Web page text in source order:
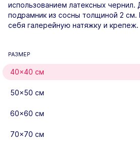
использованием латексных чернил.
подрамник из сосны толщиной 2 см.
себя галерейную натяжку и крепеж.
РАЗМЕР
40×40 см
50x50 см
60×60 см
70×70 см